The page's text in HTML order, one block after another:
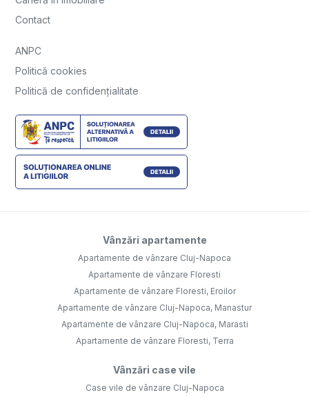
Contact
ANPC
Politică cookies
Politică de confidențialitate
Vânzări apartamente
Apartamente de vânzare Cluj-Napoca
Apartamente de vânzare Floresti
Apartamente de vânzare Floresti, Eroilor
Apartamente de vânzare Cluj-Napoca, Manastur
Apartamente de vânzare Cluj-Napoca, Marasti
Apartamente de vânzare Floresti, Terra
Vânzări case vile
Case vile de vânzare Cluj-Napoca